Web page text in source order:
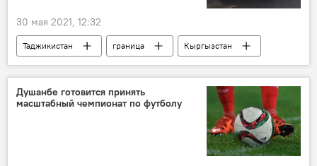
30 мая 2021, 12:32
Таджикистан граница
Кыргызстан
Ворух
Чоркух Транспорт
Душанбе готовится принять
масштабный чемпионат по футболу